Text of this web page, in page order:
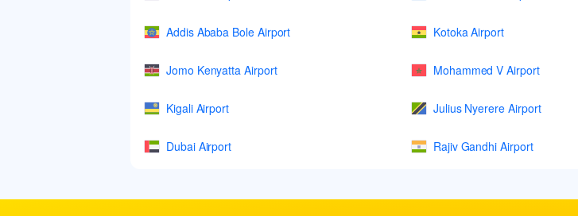
Addis Ababa Bole Airport Kotoka Airport
Jomo Kenyatta Airport Mohammed V Airport
Kigali Airport Julius Nyerere Airport
Dubai Airport Rajiv Gandhi Airport